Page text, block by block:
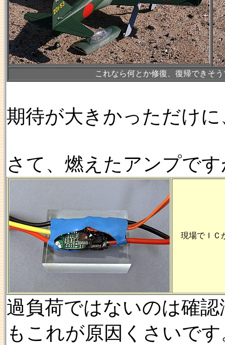
これなら何とか修復、復帰できそ
期待が大きかっただけ
さて、燃えたアンプで
現場でＩＣ
過負荷ではないのは確
もこれが原因くさいで